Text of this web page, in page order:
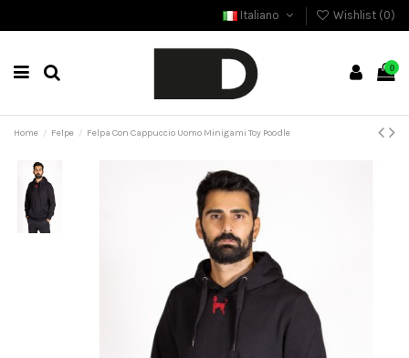
Italiano Wishlist (0)
0
Home Felpe Felpa Con Cappuccio Uomo Minigami Toy Poodle